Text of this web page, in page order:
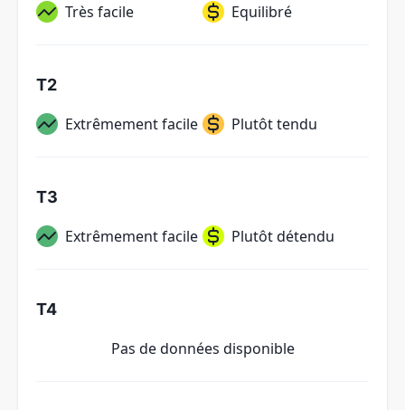
Très facile Equilibré
T2
Extrêmement facile Plutôt tendu
T3
Extrêmement facile Plutôt détendu
T4
Pas de données disponible